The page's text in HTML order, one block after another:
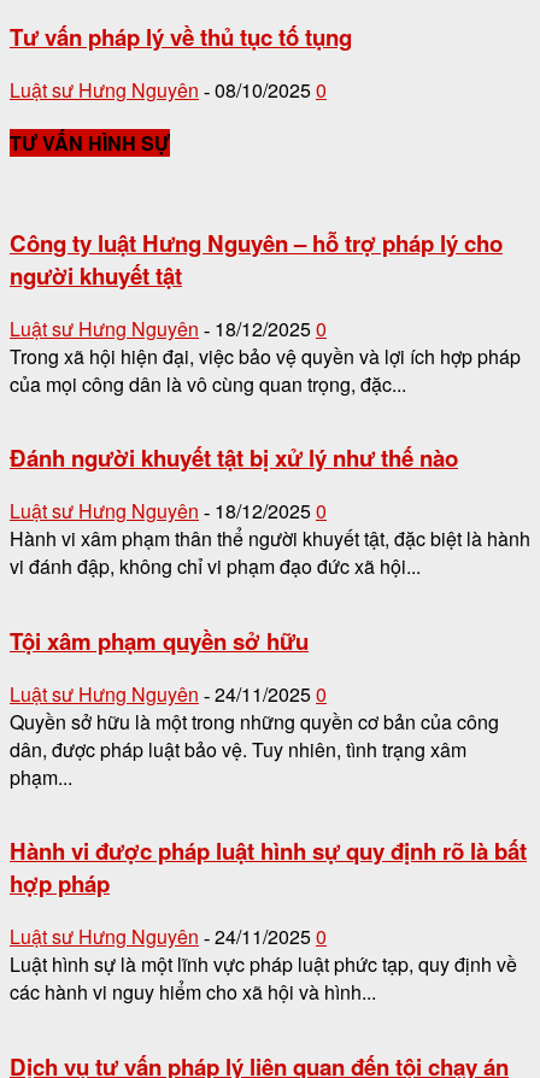
Tư vấn pháp lý về thủ tục tố tụng
Luật sư Hưng Nguyên - 08/10/20250
TƯ VẤN HÌNH SỰ
Công ty luật Hưng Nguyên – hỗ trợ pháp lý cho
người khuyết tật
Luật sư Hưng Nguyên - 18/12/20250
Trong xã hội hiện đại, việc bảo vệ quyền và lợi ích hợp pháp
của mọi công dân là vô cùng quan trọng, đặc...
Đánh người khuyết tật bị xử lý như thế nào
Luật sư Hưng Nguyên - 18/12/20250
Hành vi xâm phạm thân thể người khuyết tật, đặc biệt là hành
vi đánh đập, không chỉ vi phạm đạo đức xã hội...
Tội xâm phạm quyền sở hữu
Luật sư Hưng Nguyên - 24/11/20250
Quyền sở hữu là một trong những quyền cơ bản của công
dân, được pháp luật bảo vệ. Tuy nhiên, tình trạng xâm
phạm...
Hành vi được pháp luật hình sự quy định rõ là bất
hợp pháp
Luật sư Hưng Nguyên - 24/11/20250
Luật hình sự là một lĩnh vực pháp luật phức tạp, quy định về
các hành vi nguy hiểm cho xã hội và hình...
Dịch vụ tư vấn pháp lý liên quan đến tội chạy án